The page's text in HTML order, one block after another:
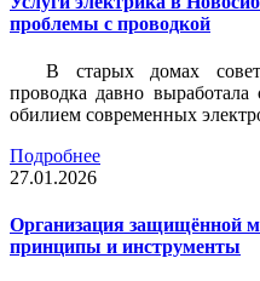
проблемы с проводкой
В старых домах
проводка давно выработала
обилием современных
Подробнее
27.01.2026
Организация защищённой
принципы и инструменты